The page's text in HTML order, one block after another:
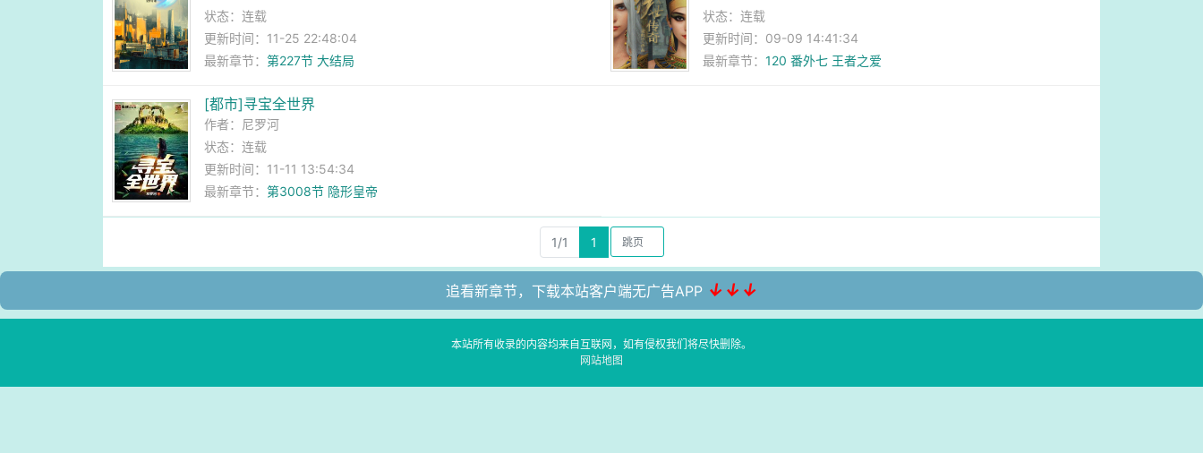
状态：连载
更新时间：11-25 22:48:04
最新章节：第227节 大结局
状态：连载
更新时间：09-09 14:41:34
最新章节： 120 番外七 王者之爱
[都市]寻宝全世界
作者： 尼罗河
状态：连载
更新时间：11-11 13:54:34
最新章节：第3008节 隐形皇帝
1/1 1
追看新章节，下载本站客户端无广告APP ↓↓↓
本站所有收录的内容均来自互联网，如有侵权我们将尽快删除。
网站地图